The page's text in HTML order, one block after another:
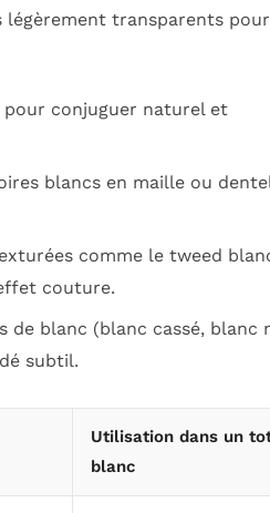
légèrement transparents
conjuguer naturel et
blancs en maille ou
comme le tweed
couture.
de blanc (blanc cassé, blanc
subtil.
Utilisation dans un
blanc